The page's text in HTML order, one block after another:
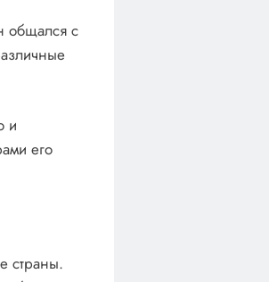
общался с
и
его
страны.